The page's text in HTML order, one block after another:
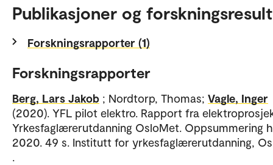
Publikasjoner og
Forskningsrapporter (1)
Forskningsrapporter
Berg, Lars Jakob ; Nordtorp, Thomas; Vagle, Inger
(2020). YFL pilot elektro. Rapport fra
Yrkesfaglærerutdanning OsloMet. Oppsummering
2020. 49 s. Institutt for yrkesfaglærerutdanning,
.